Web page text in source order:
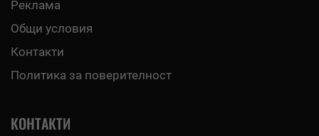
Реклама
Общи условия
Контакти
Политика за поверителност
КОНТАКТИ